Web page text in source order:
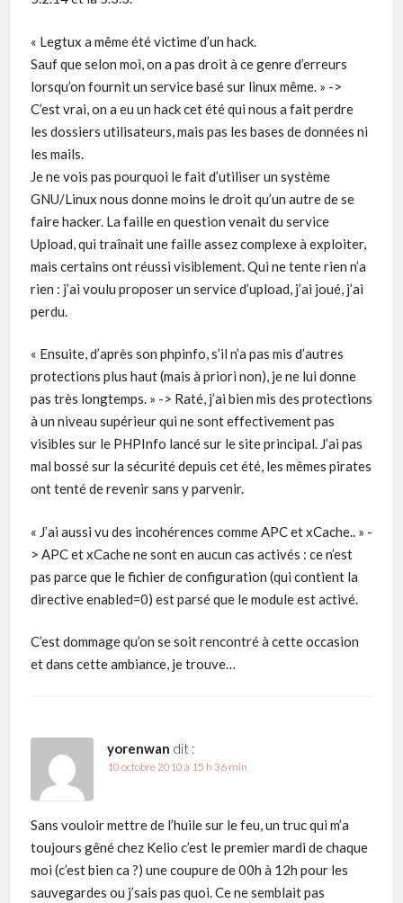
« Legtux a même été victime d’un hack.
Sauf que selon moi, on a pas droit à ce genre d’erreurs
lorsqu’on fournit un service basé sur linux même. » ->
C’est vrai, on a eu un hack cet été qui nous a fait perdre
les dossiers utilisateurs, mais pas les bases de données ni
les mails.
Je ne vois pas pourquoi le fait d’utiliser un système
GNU/Linux nous donne moins le droit qu’un autre de se
faire hacker. La faille en question venait du service
Upload, qui traînait une faille assez complexe à exploiter,
mais certains ont réussi visiblement. Qui ne tente rien n’a
rien : j’ai voulu proposer un service d’upload, j’ai joué, j’ai
perdu.
« Ensuite, d’après son phpinfo, s’il n’a pas mis d’autres
protections plus haut (mais à priori non), je ne lui donne
pas très longtemps. » -> Raté, j’ai bien mis des protections
à un niveau supérieur qui ne sont effectivement pas
visibles sur le PHPInfo lancé sur le site principal. J’ai pas
mal bossé sur la sécurité depuis cet été, les mêmes pirates
ont tenté de revenir sans y parvenir.
« J’ai aussi vu des incohérences comme APC et xCache.. » -
> APC et xCache ne sont en aucun cas activés : ce n’est
pas parce que le fichier de configuration (qui contient la
directive enabled=0) est parsé que le module est activé.
C’est dommage qu’on se soit rencontré à cette occasion
et dans cette ambiance, je trouve…
yorenwan dit :
10 octobre 2010 à 15 h 36 min
Sans vouloir mettre de l’huile sur le feu, un truc qui m’a
toujours gêné chez Kelio c’est le premier mardi de chaque
moi (c’est bien ca ?) une coupure de 00h à 12h pour les
sauvegardes ou j’sais pas quoi. Ce ne semblait pas